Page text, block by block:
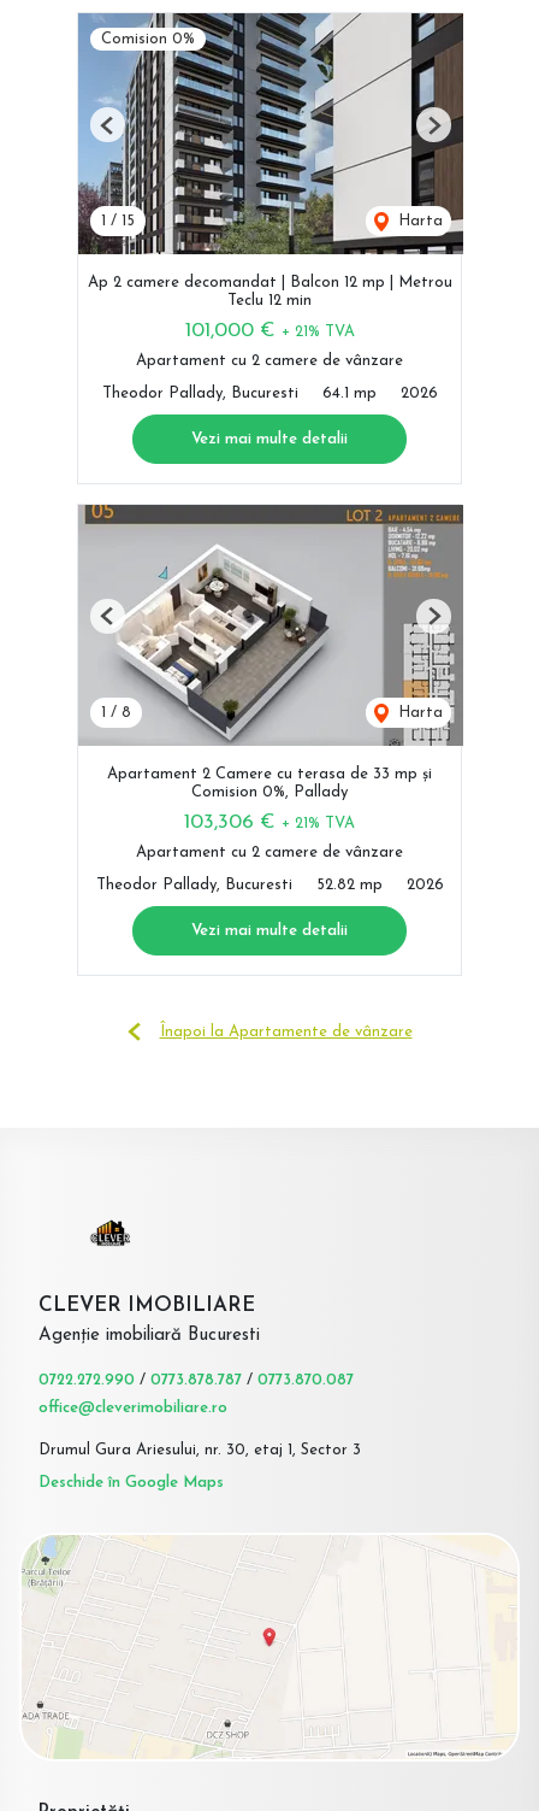
Comision 0%
/ 15 Harta
Previous Next
Ap 2 camere decomandat | Balcon 12 mp | Metrou
Teclu 12 min
101,000 € + 21% TVA
Apartament cu 2 camere de vânzare
Theodor Pallady, Bucuresti 64.1 mp 2026
Vezi mai multe detalii
1 / 8 Harta
Previous Next
Apartament 2 Camere cu terasa de 33 mp și
Comision 0%, Pallady
103,306 € + 21% TVA
Apartament cu 2 camere de vânzare
Theodor Pallady, Bucuresti 52.82 mp 2026
Vezi mai multe detalii
Înapoi la Apartamente de vânzare
CLEVER IMOBILIARE
Agenție imobiliară Bucuresti
0722.272.990 / 0773.878.787 / 0773.870.087
office@cleverimobiliare.ro
Drumul Gura Ariesului, nr. 30, etaj 1, Sector 3
Deschide în Google Maps